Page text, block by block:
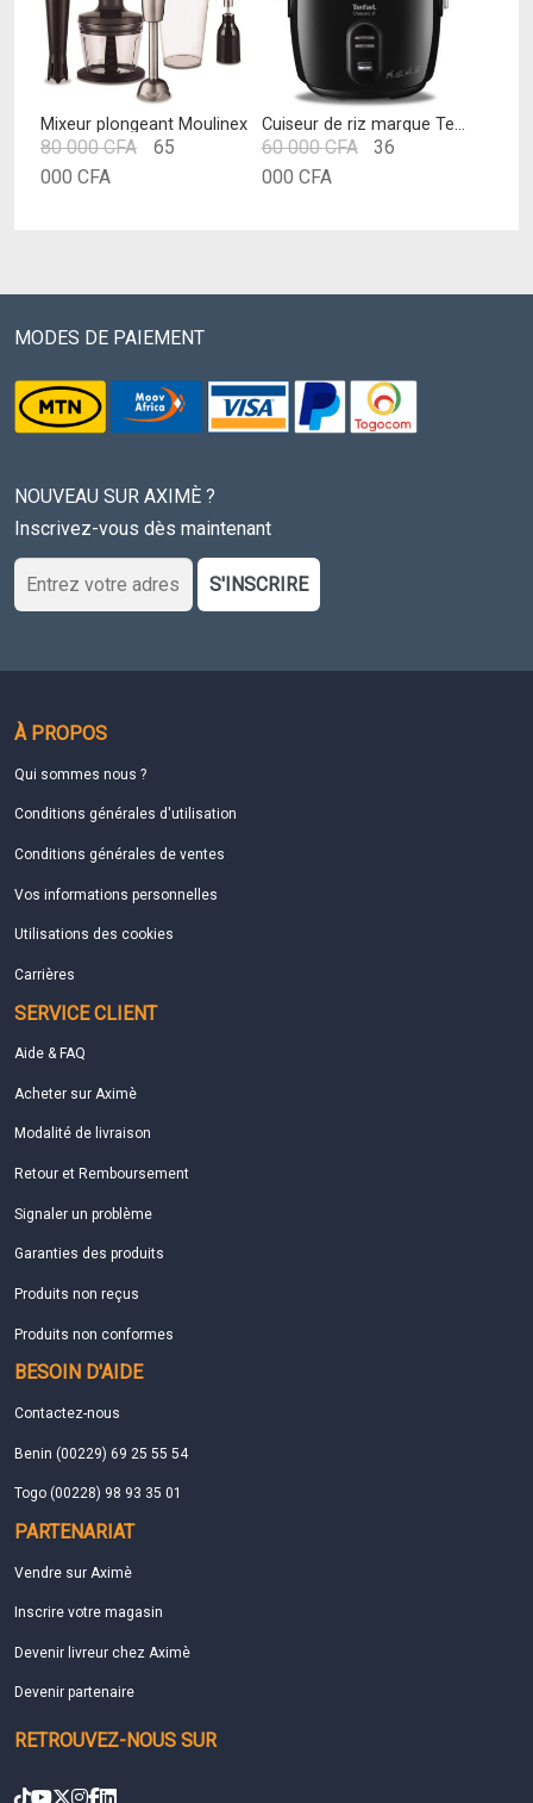
000 CFA.
Mixeur plongeant Moulinex
80 000CFA
Le
000 CFA.
65
000 CFALe
65
000 CFA.
Cuiseur de riz marque Tefal
60 000CFA
Le
000 CFA.
36
000 CFALe
36
MODES DE PAIEMENT
NOUVEAU SUR AXIMÈ ?
Inscrivez-vous dès maintenant
S'INSCRIRE
À PROPOS
Qui sommes nous ?
Conditions générales d'utilisation
Conditions générales de ventes
Vos informations personnelles
Utilisations des cookies
Carrières
SERVICE CLIENT
Aide & FAQ
Acheter sur Aximè
Modalité de livraison
Retour et Remboursement
Signaler un problème
Garanties des produits
Produits non reçus
Produits non conformes
BESOIN D'AIDE
Contactez-nous
Benin (00229) 69 25 55 54
Togo (00228) 98 93 35 01
PARTENARIAT
Vendre sur Aximè
Inscrire votre magasin
Devenir livreur chez Aximè
Devenir partenaire
RETROUVEZ-NOUS SUR